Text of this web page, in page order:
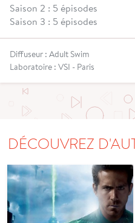
Saison 2 : 5 épisodes
Saison 3 : 5 épisodes
Diffuseur : Adult Swim
Laboratoire : VSI - Paris
DÉCOUVREZ